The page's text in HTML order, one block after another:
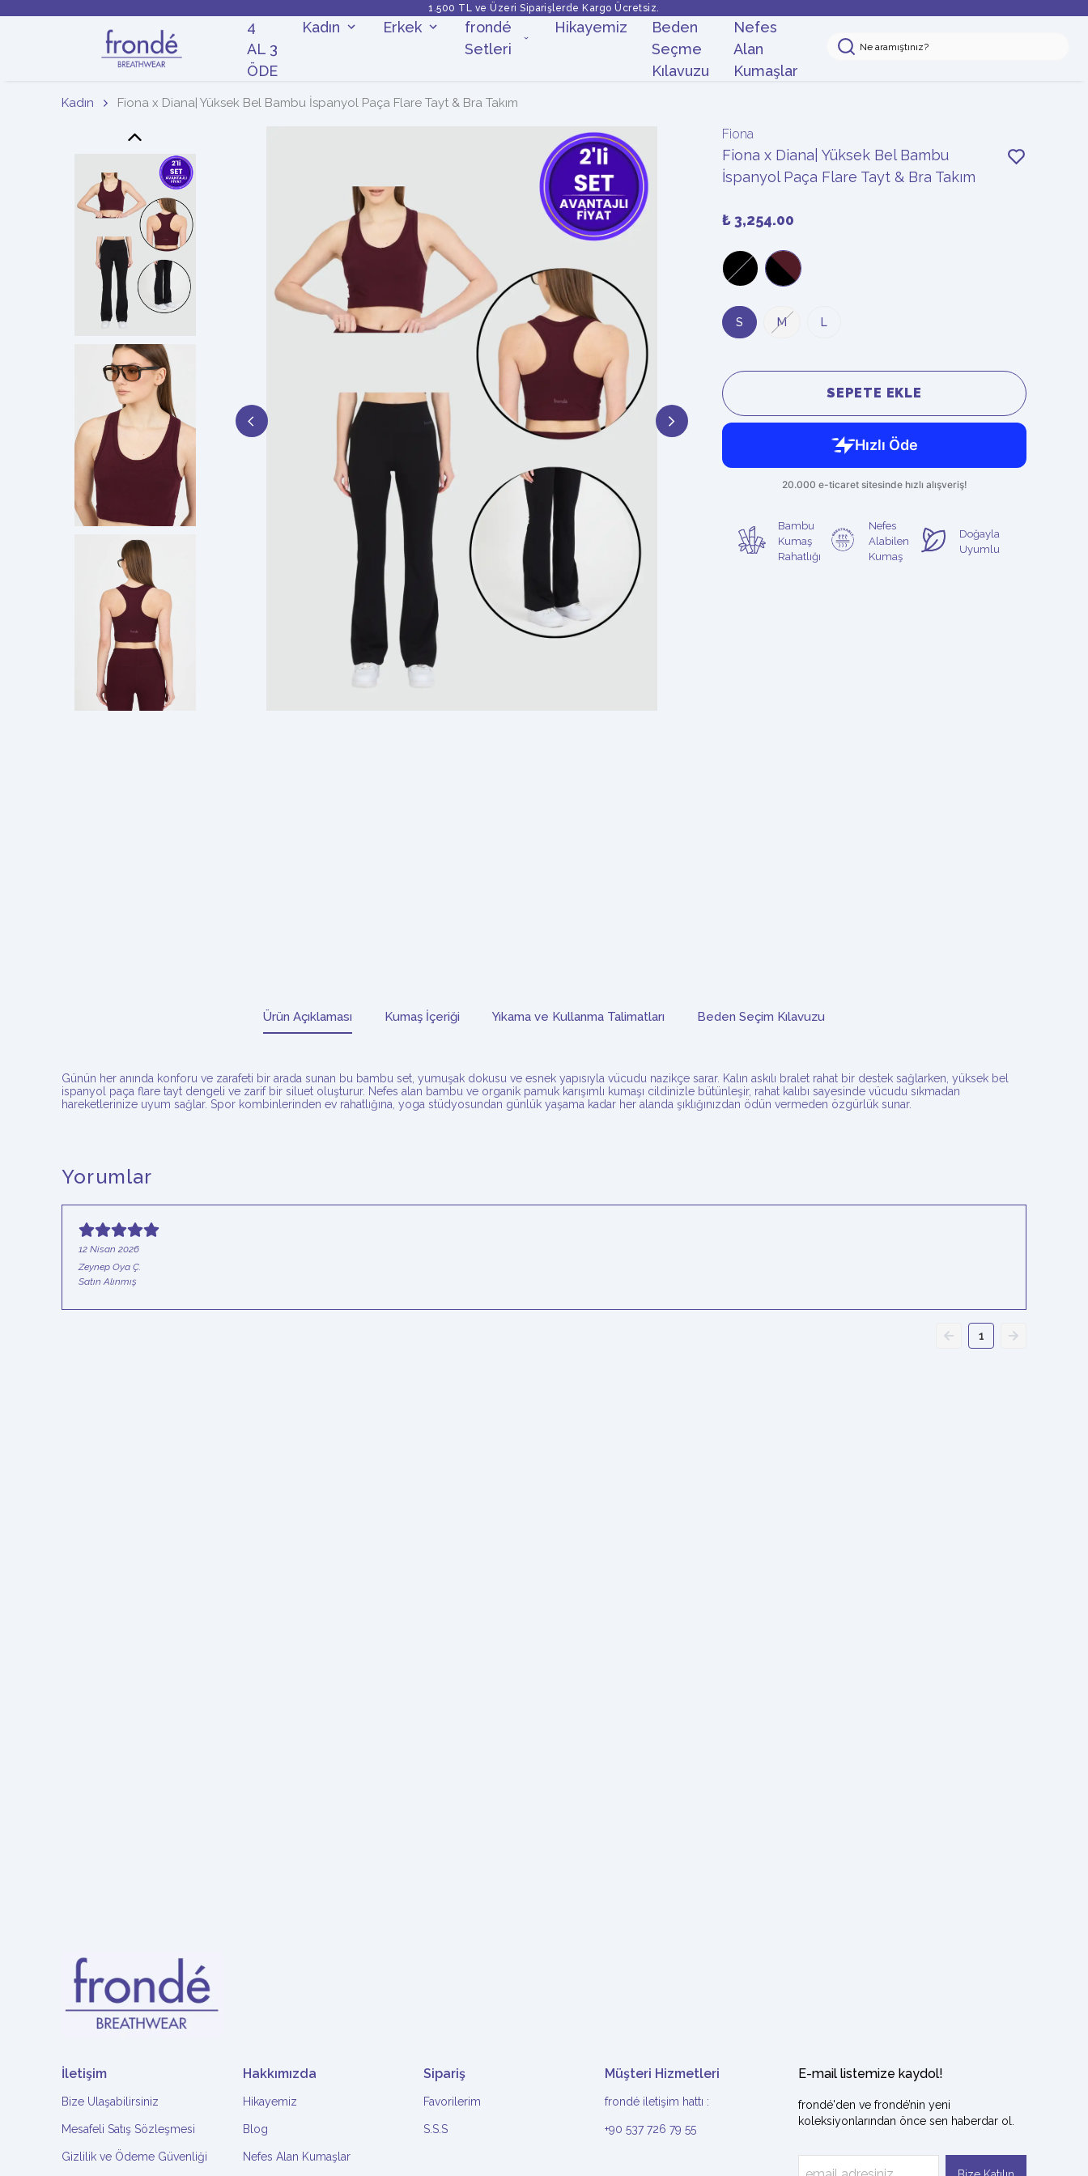
1.500 TL ve Üzeri Siparişlerde Kargo Ücretsiz.
4
AL 3
ÖDE
Kadın Erkek
frondé
Setleri
Hikayemiz
Beden
Seçme
Kılavuzu
Nefes
Alan
Kumaşlar
Kadın Fiona x Diana| Yüksek Bel Bambu İspanyol Paça Flare Tayt & Bra Takım
Fiona
Fiona x Diana| Yüksek Bel Bambu
İspanyol Paça Flare Tayt & Bra Takım
₺ 3,254.00
S M L
SEPETE EKLE
Bambu
Kumaş
Rahatlığı
Nefes
Alabilen
Kumaş
Doğayla
Uyumlu
Ürün Açıklaması Kumaş İçeriği Yıkama ve Kullanma Talimatları Beden Seçim Kılavuzu
Günün her anında konforu ve zarafeti bir arada sunan bu bambu set, yumuşak dokusu ve esnek yapısıyla vücudu nazikçe sarar. Kalın askılı bralet rahat bir destek sağlarken, yüksek bel
ispanyol paça flare tayt dengeli ve zarif bir siluet oluşturur. Nefes alan bambu ve organik pamuk karışımlı kumaşı cildinizle bütünleşir, rahat kalıbı sayesinde vücudu sıkmadan
hareketlerinize uyum sağlar. Spor kombinlerinden ev rahatlığına, yoga stüdyosundan günlük yaşama kadar her alanda şıklığınızdan ödün vermeden özgürlük sunar.
Yorumlar
12 Nisan 2026
Zeynep Oya Ç.
Satın Alınmış
1
İletişim
Bize Ulaşabilirsiniz
Mesafeli Satış Sözleşmesi
Gizlilik ve Ödeme Güvenliği
Hakkımızda
Hikayemiz
Blog
Nefes Alan Kumaşlar
Sipariş
Favorilerim
S.S.S
Müşteri Hizmetleri
frondé iletişim hattı :
+90 537 726 79 55
E-mail listemize kaydol!
frondé'den ve frondé’nin yeni
koleksiyonlarından önce sen haberdar ol.